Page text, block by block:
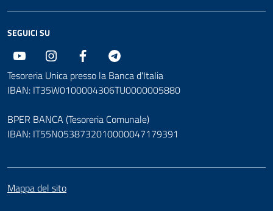
SEGUICI SU
Youtube Instagram Facebook
Tesoreria Unica presso la Banca d'Italia
IBAN: IT35W0100004306TU0000005880
BPER BANCA (Tesoreria Comunale)
IBAN: IT55N0538732010000047179391
Mappa del sito